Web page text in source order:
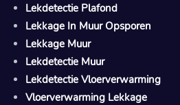
Lekdetectie Plafond
Lekkage In Muur Opsporen
Lekkage Muur
Lekdetectie Muur
Lekdetectie Vloerverwarming
Vloerverwarming Lekkage